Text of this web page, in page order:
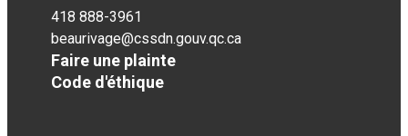
418 888-3961
beaurivage@cssdn.gouv.qc.ca
Faire une plainte
Code d'éthique